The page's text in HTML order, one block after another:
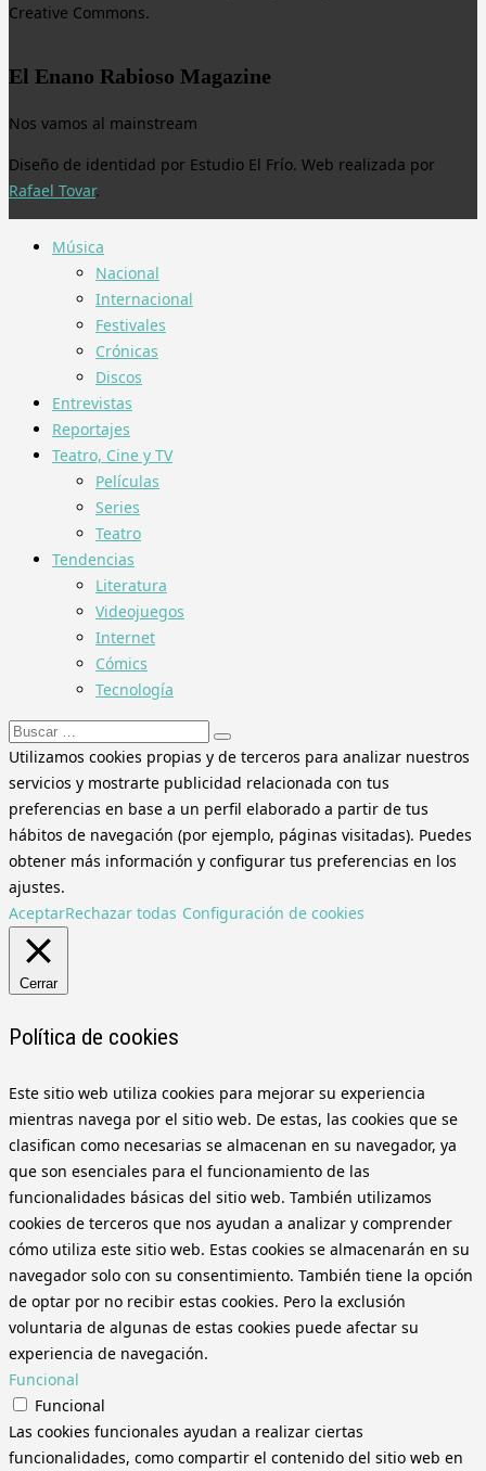
Creative Commons.
El Enano Rabioso Magazine
Nos vamos al mainstream
Diseño de identidad por Estudio El Frío. Web realizada por
Rafael Tovar.
Música
Nacional
Internacional
Festivales
Crónicas
Discos
Entrevistas
Reportajes
Teatro, Cine y TV
Películas
Series
Teatro
Tendencias
Literatura
Videojuegos
Internet
Cómics
Tecnología
Buscar:
Utilizamos cookies propias y de terceros para analizar nuestros
servicios y mostrarte publicidad relacionada con tus
preferencias en base a un perfil elaborado a partir de tus
hábitos de navegación (por ejemplo, páginas visitadas). Puedes
obtener más información y configurar tus preferencias en los
ajustes.
AceptarRechazar todas Configuración de cookies
Cerrar
Política de cookies
Este sitio web utiliza cookies para mejorar su experiencia
mientras navega por el sitio web. De estas, las cookies que se
clasifican como necesarias se almacenan en su navegador, ya
que son esenciales para el funcionamiento de las
funcionalidades básicas del sitio web. También utilizamos
cookies de terceros que nos ayudan a analizar y comprender
cómo utiliza este sitio web. Estas cookies se almacenarán en su
navegador solo con su consentimiento. También tiene la opción
de optar por no recibir estas cookies. Pero la exclusión
voluntaria de algunas de estas cookies puede afectar su
experiencia de navegación.
Funcional
Funcional
Las cookies funcionales ayudan a realizar ciertas
funcionalidades, como compartir el contenido del sitio web en